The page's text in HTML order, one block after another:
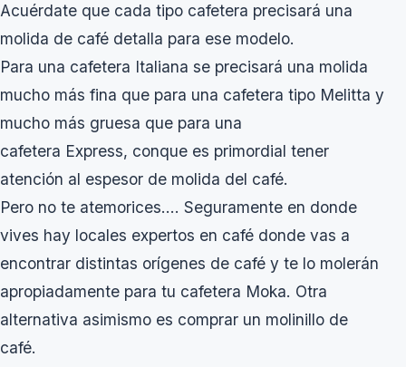
Acuérdate que cada tipo cafetera precisará una
molida de café detalla para ese modelo.
Para una cafetera Italiana se precisará una molida
mucho más fina que para una cafetera tipo Melitta y
mucho más gruesa que para una
cafetera Express, conque es primordial tener
atención al espesor de molida del café.
Pero no te atemorices…. Seguramente en donde
vives hay locales expertos en café donde vas a
encontrar distintas orígenes de café y te lo molerán
apropiadamente para tu cafetera Moka. Otra
alternativa asimismo es comprar un molinillo de
café.